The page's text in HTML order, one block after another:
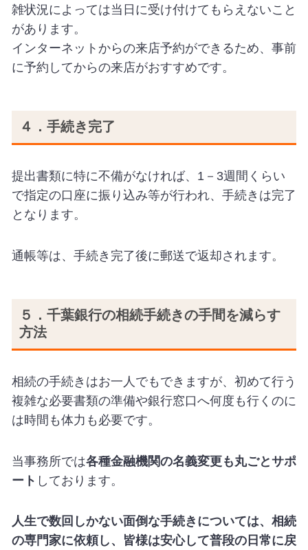
雑状況によっては当日に受け付けてもらえないこと
があります。
インターネットからの来店予約ができるため、事前
に予約してからの来店がおすすめです。
４．手続き完了
提出書類に特に不備がなければ、1－3週間くらい
で指定の口座に振り込み等が行われ、手続きは完了
となります。
通帳等は、手続き完了後に郵送で返却されます。
５．千葉銀行の相続手続きの手間を減らす
方法
相続の手続きはお一人でもできますが、初めて行う
複雑な必要書類の準備や銀行窓口へ何度も行くのに
は時間も体力も必要です。
当事務所では各種金融機関の名義変更も丸ごとサポ
ート しております。
人生で数回しかない面倒な手続きについては、相続
の専門家に依頼し、皆様は安心して普段の日常に戻